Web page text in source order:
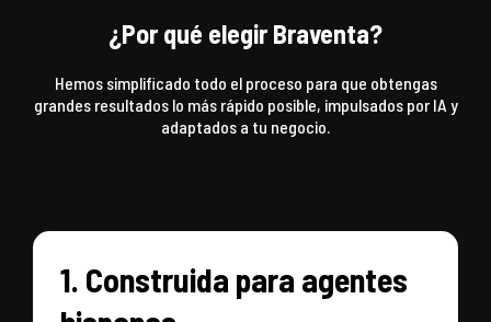
¿Por qué elegir Braventa?
Hemos simplificado todo el proceso para que obtengas
grandes resultados lo más rápido posible, impulsados ​​por IA y
adaptados a tu negocio.
1. Construida para agentes